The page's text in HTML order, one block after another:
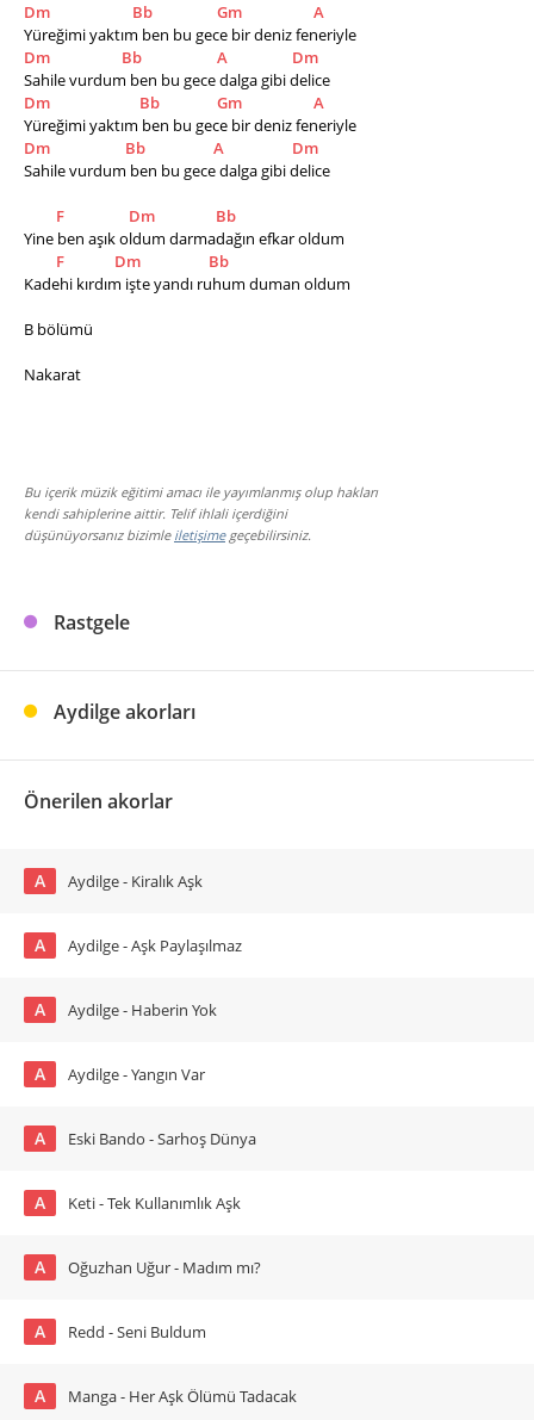
Dm Bb Gm
A
Yüreğimi yaktım ben bu gece bir deniz feneriyle
Dm
Bb A
Dm
Sahile vurdum ben bu gece dalga gibi delice
Dm
Bb Gm
A
Yüreğimi yaktım ben bu gece bir deniz feneriyle
Dm
Bb A
Dm
Sahile vurdum ben bu gece dalga gibi delice
F Dm
Bb
Yine ben aşık oldum darmadağın efkar oldum
F
Dm
Bb
Kadehi kırdım işte yandı ruhum duman oldum
B bölümü
Nakarat
Bu içerik müzik eğitimi amacı ile yayımlanmış olup hakları
kendi sahiplerine aittir. Telif ihlali içerdiğini
düşünüyorsanız bizimle iletişimegeçebilirsiniz.
Rastgele
Aydilge akorları
Önerilen akorlar
A Aydilge - Kiralık Aşk
A Aydilge - Aşk Paylaşılmaz
A Aydilge - Haberin Yok
A Aydilge - Yangın Var
A Eski Bando - Sarhoş Dünya
A Keti - Tek Kullanımlık Aşk
A Oğuzhan Uğur - Madım mı?
A Redd - Seni Buldum
A Manga - Her Aşk Ölümü Tadacak